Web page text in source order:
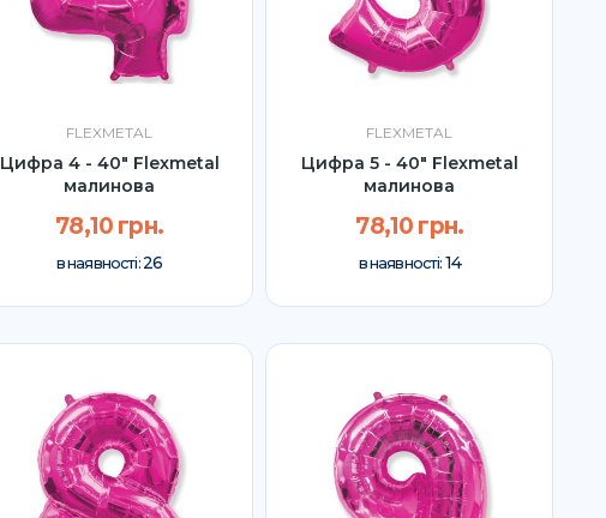
FLEXMETAL
Цифра 4 - 40" Flexmetal
малинова
78,10 грн.
в наявності:26
FLEXMETAL
Цифра 5 - 40" Flexmetal
малинова
78,10 грн.
в наявності: 14